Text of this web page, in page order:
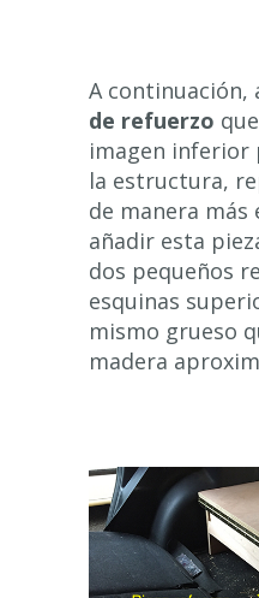
A continuación,
de refuerzo
imagen inferior
la estructura,
de manera más
añadir esta
dos pequeños
esquinas
mismo grueso
madera